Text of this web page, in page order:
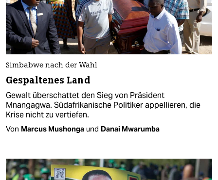
Simbabwe nach der Wahl
Gespaltenes Land
Gewalt überschattet den Sieg von Präsident
Mnangagwa. Südafrikanische Politiker appellieren, die
Krise nicht zu vertiefen.
Von Marcus Mushonga und Danai Mwarumba